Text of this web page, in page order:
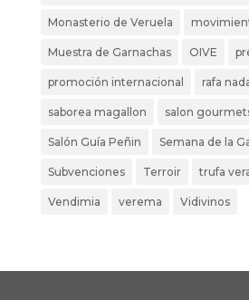
Monasterio de Veruela
Muestra de Garnachas OIVE
promoción internacional rafa
saborea magallon salon
Salón Guía Peñin Semana de la
Subvenciones Terroir trufa
Vendimia verema Vidivinos